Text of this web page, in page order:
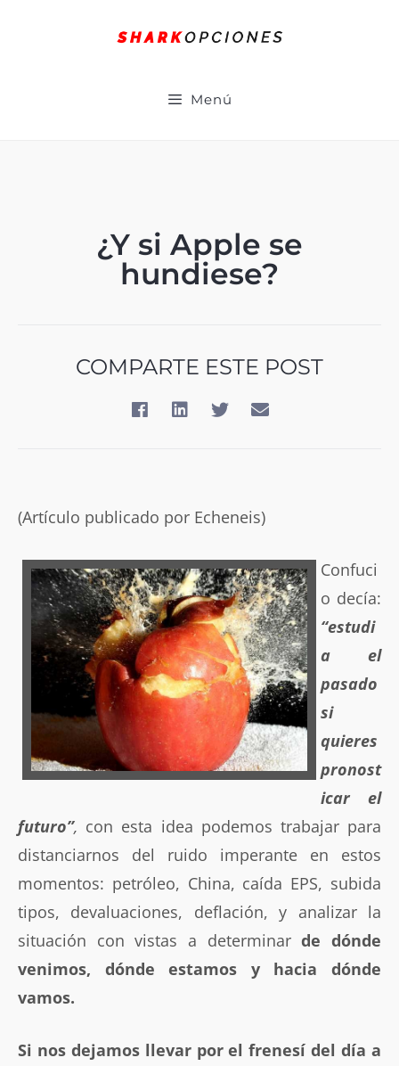
Menú
¿Y si Apple se
hundiese?
COMPARTE ESTE POST
(Artículo publicado por Echeneis)
Confuci
o decía:
“estudi
a el
pasado
si
quieres
pronost
icar el
futuro”, con esta idea podemos trabajar para
distanciarnos del ruido imperante en estos
momentos: petróleo, China, caída EPS, subida
tipos, devaluaciones, deflación, y analizar la
situación con vistas a determinarde dónde
venimos, dónde estamos y hacia dónde
vamos.
Si nos dejamos llevar por el frenesí del día a